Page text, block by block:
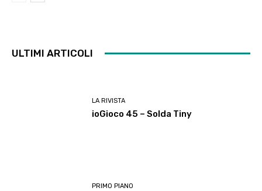
ULTIMI ARTICOLI
LA RIVISTA
ioGioco 45 – Solda Tiny
PRIMO PIANO